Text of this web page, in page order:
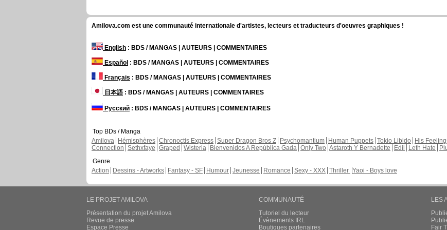
Amilova.com est une communauté internationale d'artistes, lecteurs et traducteurs d'oeuvres graphiques !
English : BDS / MANGAS | AUTEURS | COMMENTAIRES
Español : BDS / MANGAS | AUTEURS | COMMENTAIRES
Français : BDS / MANGAS | AUTEURS | COMMENTAIRES
日本語: BDS / MANGAS | AUTEURS | COMMENTAIRES
Русский : BDS / MANGAS | AUTEURS | COMMENTAIRES
Top BDs / Manga
Amilova
Hémisphères Chronoctis Express Super Dragon Bros Z Psychomantium Human Puppets Tokio Libido His
Connection Sethxfaye Graped Wisteria Bienvenidos A República Gada Only Two Astaroth Y Bernadette Edil Leth Hate
Genre
Action
Dessins - Artworks Fantasy - SF Humour Jeunesse Romance Sexy - XXX Thriller Yaoi - Boys love
LE PROJET AMILOVA
Présentation du projet Amilova
Revue de presse
Espace Presse
COMMUNAUTÉ
Tutoriel du lecteur
Évènements IRL
Boutiques partenaires
LES
Fair